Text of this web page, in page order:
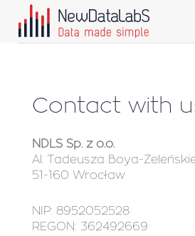
Contact with
NDLS Sp. z o.o.
Al. Tadeusza Boya-
51-160 Wrocław
NIP: 8952052528
REGON: 362492669